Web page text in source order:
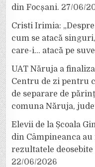
din Focșani. 27/06/
Cristi Irimia:
cum se atacă
care-i… atacă pe
UAT Năruja a
Centru de zi pentru
de separare de
comuna Năruja,
Elevii de la Școala
din Câmpineanca
rezultatele
22/06/2026